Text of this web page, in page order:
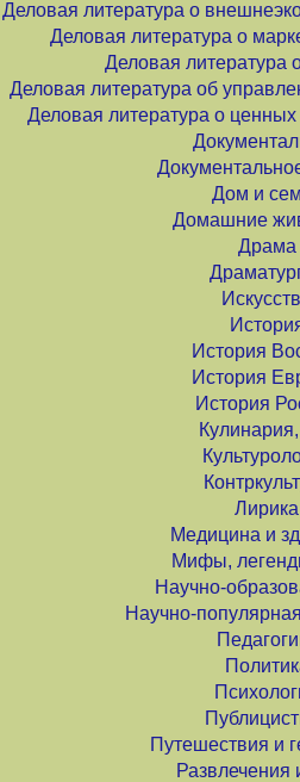
Деловая литература о
Деловая литература о
Деловая литература
Деловая литература об
Деловая литература о
Дом и
Домашние
Драма
История
История
История
Лирика
Медицина и
Мифы,
Научно-
Научно-
Путешествия и
Развлечения